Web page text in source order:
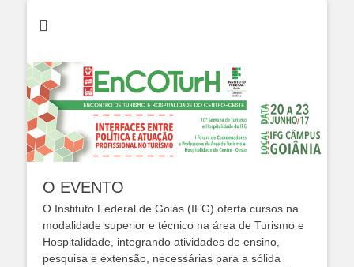
Turismo e
Hospitalidade do
Centro Oeste -
Câmpus Goiânia
O EVENTO
O Instituto Federal de Goiás (IFG) oferta cursos na
modalidade superior e técnico na área de Turismo e
Hospitalidade, integrando atividades de ensino,
pesquisa e extensão, necessárias para a sólida